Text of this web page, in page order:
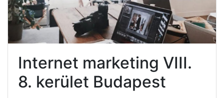
Internet marketing VIII.
8. kerület Budapest